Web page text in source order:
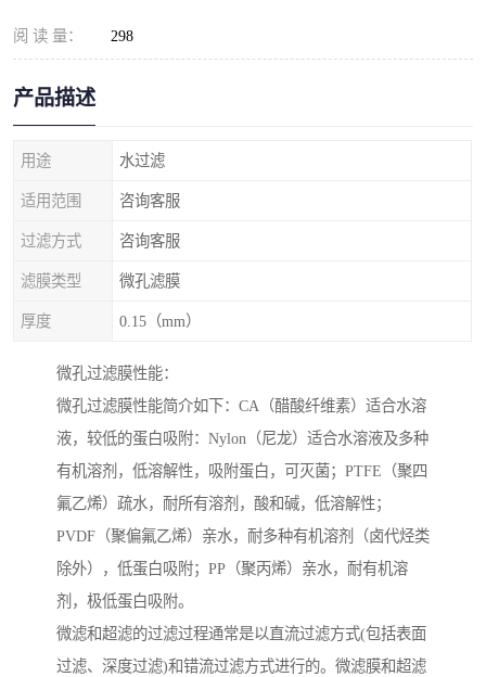
阅 读 量： 298
产品描述
用途 水过滤
适用范围 咨询客服
过滤方式 咨询客服
滤膜类型 微孔滤膜
厚度 0.15（mm）
微孔过滤膜性能：
微孔过滤膜性能简介如下：CA（醋酸纤维素）适合水溶
液，较低的蛋白吸附：Nylon（尼龙）适合水溶液及多种
有机溶剂，低溶解性，吸附蛋白，可灭菌；PTFE（聚四
氟乙烯）疏水，耐所有溶剂，酸和碱，低溶解性；
PVDF（聚偏氟乙烯）亲水，耐多种有机溶剂（卤代烃类
除外），低蛋白吸附；PP（聚丙烯）亲水，耐有机溶
剂，极低蛋白吸附。
微滤和超滤的过滤过程通常是以直流过滤方式(包括表面
过滤、深度过滤)和错流过滤方式进行的。微滤膜和超滤